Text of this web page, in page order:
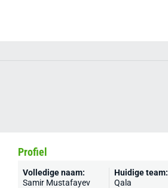
Profiel
Volledige naam:
Samir Mustafayev
Huidige team:
Qala